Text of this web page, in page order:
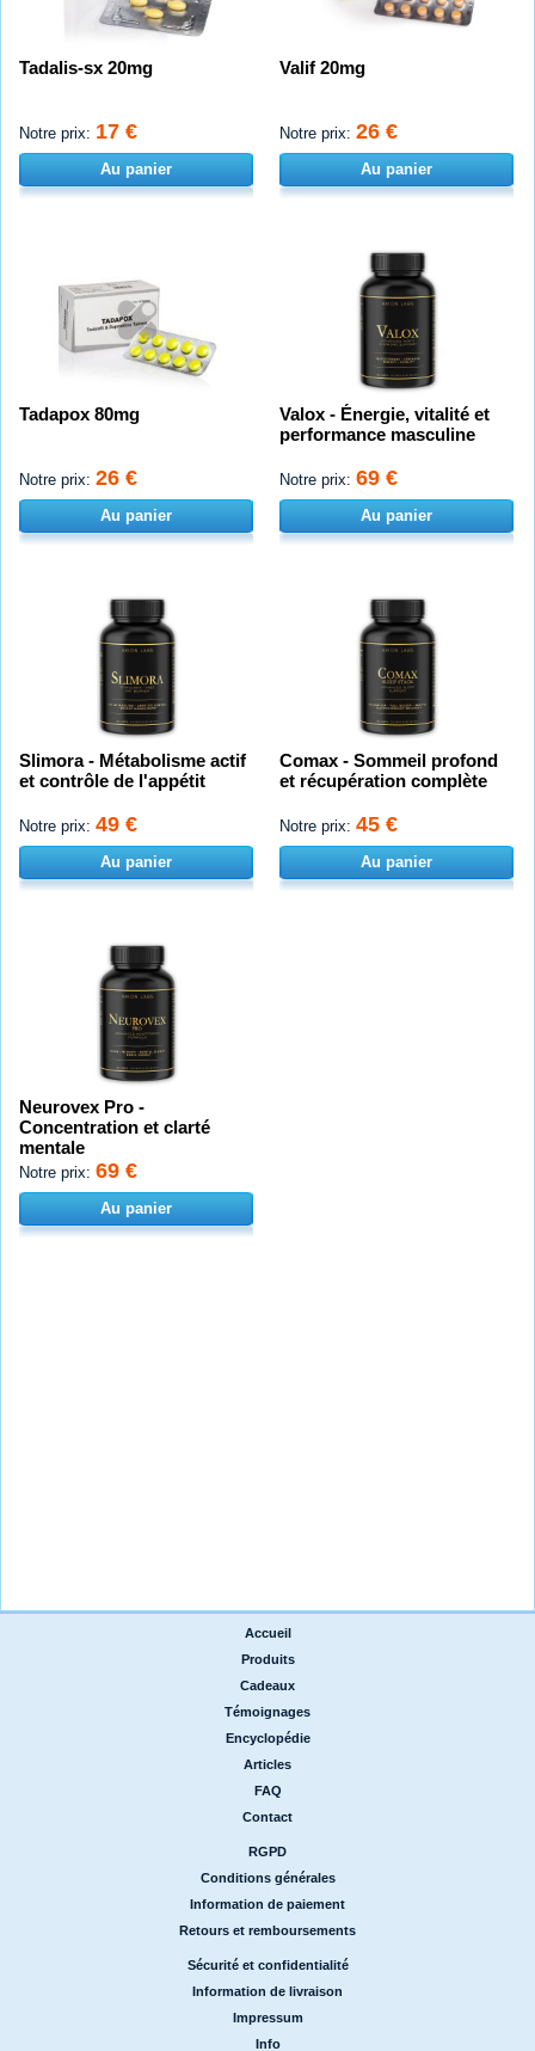
Tadalis-sx 20mg
Notre prix: 17 €
Au panier
Valif 20mg
Notre prix: 26 €
Au panier
Tadapox 80mg
Notre prix: 26 €
Au panier
Valox - Énergie, vitalité et
performance masculine
Notre prix: 69 €
Au panier
Slimora - Métabolisme actif
et contrôle de l'appétit
Notre prix: 49 €
Au panier
Comax - Sommeil profond
et récupération complète
Notre prix: 45 €
Au panier
Neurovex Pro -
Concentration et clarté
mentale
Notre prix: 69 €
Au panier
Accueil
Produits
Cadeaux
Témoignages
Encyclopédie
Articles
FAQ
Contact
RGPD
Conditions générales
Information de paiement
Retours et remboursements
Sécurité et confidentialité
Information de livraison
Impressum
Info